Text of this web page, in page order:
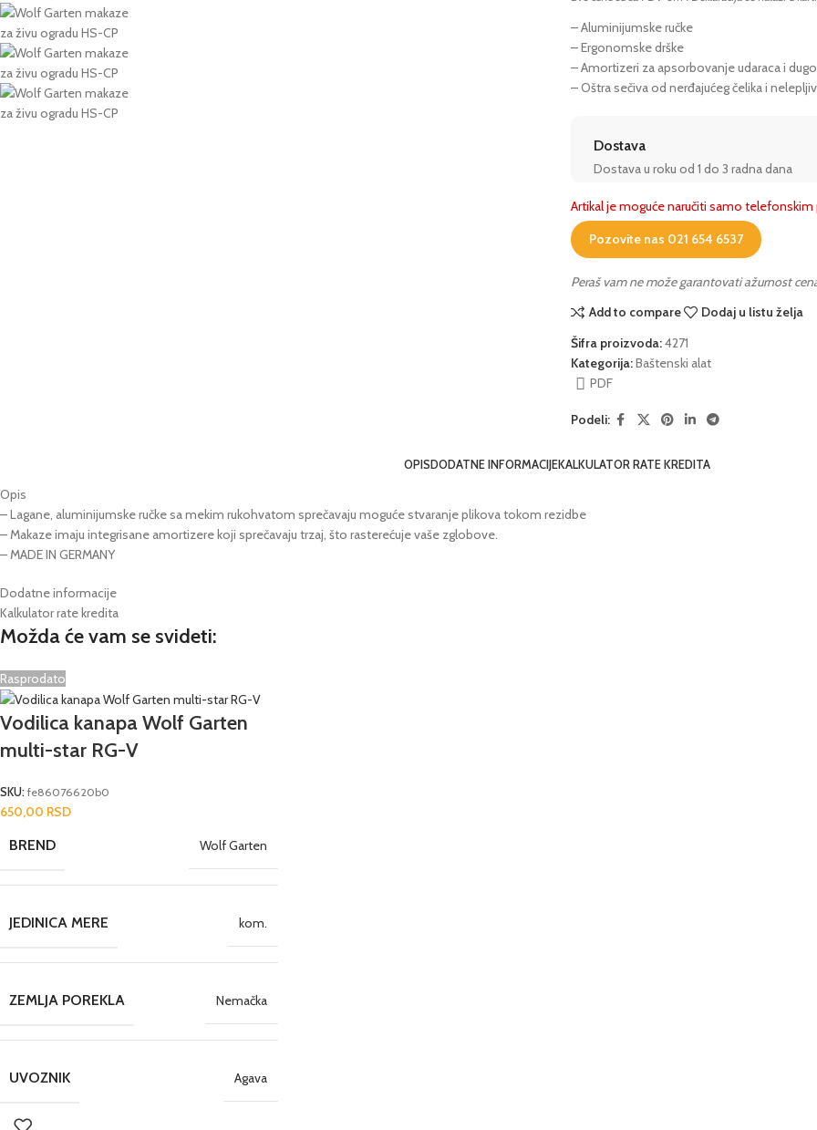
– Aluminijumske ručke
– Ergonomske drške
– Amortizeri za apsorbovanje udaraca i
– Oštra sečiva od nerđajućeg čelika i
Dostava
Dostava u roku od 1 do 3 radna dana
Artikal je moguće naručiti samo
Pozovite nas 021 654 6537
Peraš vam ne može garantovati ažurnost
Add to compare
Dodaj u listu želja
Šifra proizvoda:4271
Kategorija:Baštenski alat
PDF
Podeli:
OPISDODATNE INFORMACIJEKALKULATOR RATE KREDITA
Opis
– Lagane, aluminijumske ručke sa mekim rukohvatom sprečavaju moguće stvaranje plikova tokom rezidbe
– Makaze imaju integrisane amortizere koji sprečavaju trzaj, što rasterećuje vaše zglobove.
– MADE IN GERMANY
Dodatne informacije
Kalkulator rate kredita
Možda će vam se svideti:
Rasprodato
Vodilica kanapa Wolf Garten
multi-star RG-V
SKU: fe86076620b0
650,00 RSD
BREND Wolf Garten
JEDINICA MERE kom.
ZEMLJA POREKLA Nemačka
UVOZNIK Agava